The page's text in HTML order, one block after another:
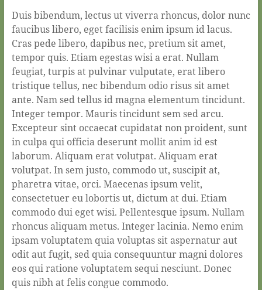
Duis bibendum, lectus ut viverra rhoncus, dolor nunc
faucibus libero, eget facilisis enim ipsum id lacus.
Cras pede libero, dapibus nec, pretium sit amet,
tempor quis. Etiam egestas wisi a erat. Nullam
feugiat, turpis at pulvinar vulputate, erat libero
tristique tellus, nec bibendum odio risus sit amet
ante. Nam sed tellus id magna elementum tincidunt.
Integer tempor. Mauris tincidunt sem sed arcu.
Excepteur sint occaecat cupidatat non proident, sunt
in culpa qui officia deserunt mollit anim id est
laborum. Aliquam erat volutpat. Aliquam erat
volutpat. In sem justo, commodo ut, suscipit at,
pharetra vitae, orci. Maecenas ipsum velit,
consectetuer eu lobortis ut, dictum at dui. Etiam
commodo dui eget wisi. Pellentesque ipsum. Nullam
rhoncus aliquam metus. Integer lacinia. Nemo enim
ipsam voluptatem quia voluptas sit aspernatur aut
odit aut fugit, sed quia consequuntur magni dolores
eos qui ratione voluptatem sequi nesciunt. Donec
quis nibh at felis congue commodo.